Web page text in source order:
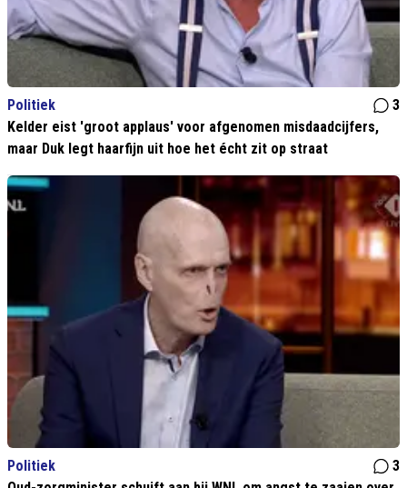
Politiek
3
Kelder eist 'groot applaus' voor afgenomen misdaadcijfers,
maar Duk legt haarfijn uit hoe het écht zit op straat
Politiek
3